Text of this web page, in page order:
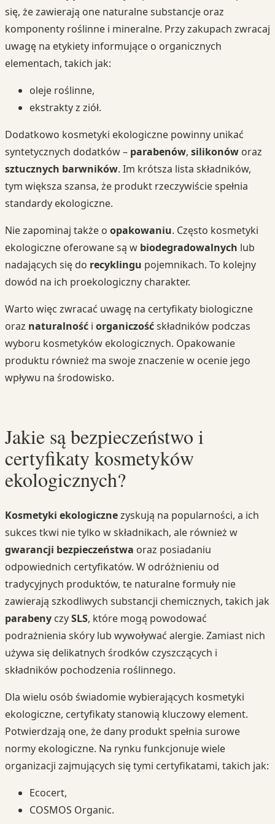
się, że zawierają one naturalne substancje oraz
komponenty roślinne i mineralne. Przy zakupach zwracaj
uwagę na etykiety informujące o organicznych
elementach, takich jak:
oleje roślinne,
ekstrakty z ziół.
Dodatkowo kosmetyki ekologiczne powinny unikać
syntetycznych dodatków – parabenów, silikonów oraz
sztucznych barwników. Im krótsza lista składników,
tym większa szansa, że produkt rzeczywiście spełnia
standardy ekologiczne.
Nie zapominaj także o opakowaniu. Często kosmetyki
ekologiczne oferowane są w biodegradowalnych lub
nadających się do recyklingu pojemnikach. To kolejny
dowód na ich proekologiczny charakter.
Warto więc zwracać uwagę na certyfikaty biologiczne
oraz naturalność i organiczośćskładników podczas
wyboru kosmetyków ekologicznych. Opakowanie
produktu również ma swoje znaczenie w ocenie jego
wpływu na środowisko.
Jakie są bezpieczeństwo i
certyfikaty kosmetyków
ekologicznych?
Kosmetyki ekologicznezyskują na popularności, a ich
sukces tkwi nie tylko w składnikach, ale również w
gwarancji bezpieczeństwa oraz posiadaniu
odpowiednich certyfikatów. W odróżnieniu od
tradycyjnych produktów, te naturalne formuły nie
zawierają szkodliwych substancji chemicznych, takich jak
parabeny czySLS, które mogą powodować
podrażnienia skóry lub wywoływać alergie. Zamiast nich
używa się delikatnych środków czyszczących i
składników pochodzenia roślinnego.
Dla wielu osób świadomie wybierających kosmetyki
ekologiczne, certyfikaty stanowią kluczowy element.
Potwierdzają one, że dany produkt spełnia surowe
normy ekologiczne. Na rynku funkcjonuje wiele
organizacji zajmujących się tymi certyfikatami, takich jak:
Ecocert,
COSMOS Organic.